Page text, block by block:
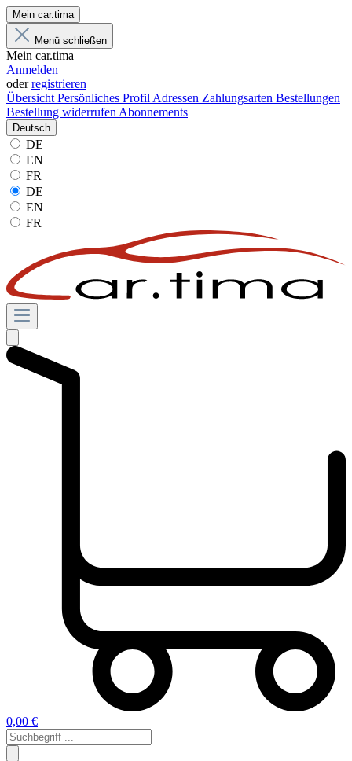
Mein car.tima
Menü schließen
Mein car.tima
Anmelden
oderregistrieren
Übersicht Persönliches Profil Adressen Zahlungsarten Bestellungen
Bestellung widerrufen Abonnements
Deutsch
DE
EN
FR
DE
EN
FR
0,00 €